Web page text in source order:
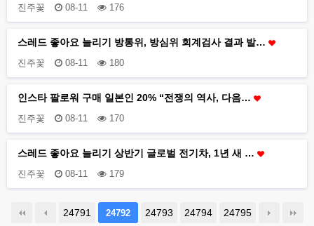
진주꽃 08-11 176
스레드 좋아요 늘리기 방통위, 방심위 회계검사 결과 발…
진주꽃 08-11 180
인스타 팔로워 구매 일본인 20% “전쟁의 역사, 다음…
진주꽃 08-11 170
스레드 좋아요 늘리기 상반기 글로벌 전기차, 1년 새 …
진주꽃 08-11 179
24791 24792 24793 24794 24795